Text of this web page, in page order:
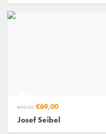
€90,00 €69,00
Josef Seibel